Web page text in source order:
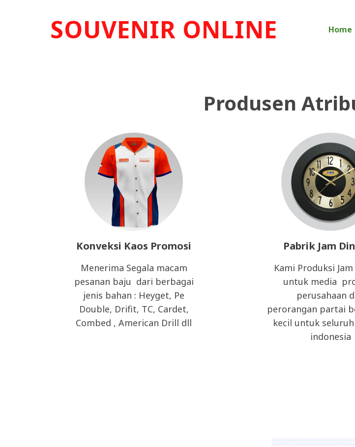
SOUVENIR ONLINE Home
Produsen
Konveksi Kaos Promosi
Menerima Segala macam
pesanan baju dari berbagai
jenis bahan : Heyget, Pe
Double, Drifit, TC, Cardet,
Combed , American Drill dll
Pabrik Jam
Kami Produksi
untuk media
perusahaan
perorangan partai
kecil untuk
indonesia